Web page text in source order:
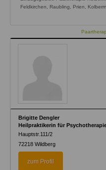
Feldkirchen, Raubling, Prien,
Brigitte Dengler
Heilpraktikerin für
Hauptstr.111/2
72218 Wildberg
zum Profil